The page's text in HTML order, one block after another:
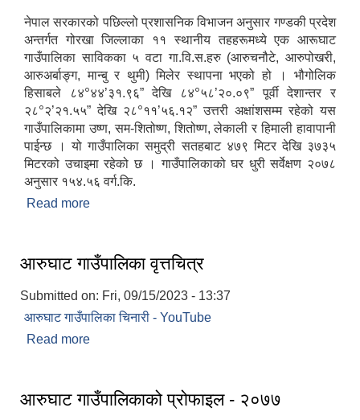
नेपाल सरकारको पछिल्लो प्रशासनिक विभाजन अनुसार गण्डकी प्रदेश
अन्तर्गत गोरखा जिल्लाका ११ स्थानीय तहहरूमध्ये एक आरूघाट
गाउँपालिका साविकका ५ वटा गा.वि.स.हरु (आरुचनौटे, आरुपोखरी,
आरुअर्बाङ्ग, मान्बु र थुमी) मिलेर स्थापना भएको हो । भौगोलिक
हिसाबले ८४०४४’३१.९६” देखि ८४०५८’२०.०९” पूर्वी देशान्तर र
२८०२’२१.५५” देखि २८०११’५६.१२” उत्तरी अक्षांशसम्म रहेको यस
गाउँपालिकामा उष्ण, सम-शितोष्ण, शितोष्ण, लेकाली र हिमाली हावापानी
पाईन्छ । यो गाउँपालिका समुद्री सतहबाट ४७९ मिटर देखि ३७३५
मिटरको उचाइमा रहेको छ । गाउँपालिकाको घर धुरी सर्वेक्षण २०७८
अनुसार १५४.५६ वर्ग.कि.
Read more
आरुघाट गाउँपालिका वृत्तचित्र
Submitted on: Fri, 09/15/2023 - 13:37
आरुघाट गाउँपालिका चिनारी - YouTube
Read more
आरुघाट गाउँपालिकाको प्रोफाइल - २०७७